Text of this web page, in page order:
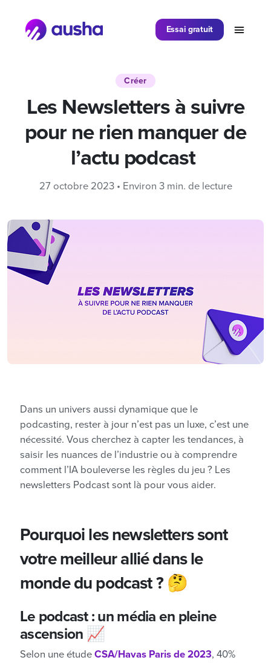
Essai gratuit
Créer
Les Newsletters à suivre
pour ne rien manquer de
l’actu podcast
27 octobre 2023 • Environ 3 min. de lecture
Dans un univers aussi dynamique que le
podcasting, rester à jour n’est pas un luxe, c’est une
nécessité. Vous cherchez à capter les tendances, à
saisir les nuances de l’industrie ou à comprendre
comment l’IA bouleverse les règles du jeu ? Les
newsletters Podcast sont là pour vous aider.
Pourquoi les newsletters sont
votre meilleur allié dans le
monde du podcast ? 🤔
Le podcast : un média en pleine
ascension 📈
Selon une étude CSA/Havas Paris de 2023, 40%